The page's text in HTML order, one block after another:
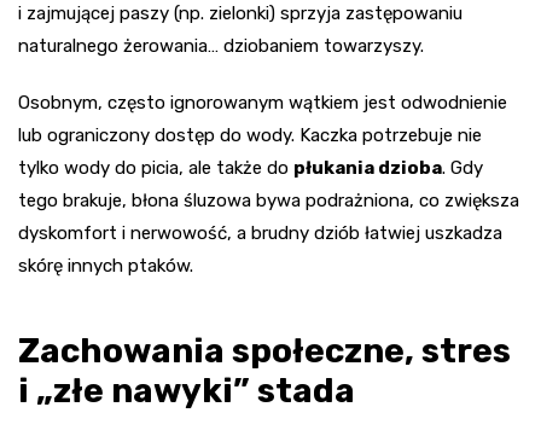
i zajmującej paszy (np. zielonki) sprzyja zastępowaniu
naturalnego żerowania… dziobaniem towarzyszy.
Osobnym, często ignorowanym wątkiem jest odwodnienie
lub ograniczony dostęp do wody. Kaczka potrzebuje nie
tylko wody do picia, ale także do płukania dzioba. Gdy
tego brakuje, błona śluzowa bywa podrażniona, co zwiększa
dyskomfort i nerwowość, a brudny dziób łatwiej uszkadza
skórę innych ptaków.
Zachowania społeczne, stres
i „złe nawyki” stada